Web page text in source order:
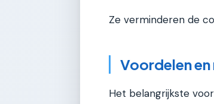
Ze verminderen de
Voordelen en
Het belangrijkste